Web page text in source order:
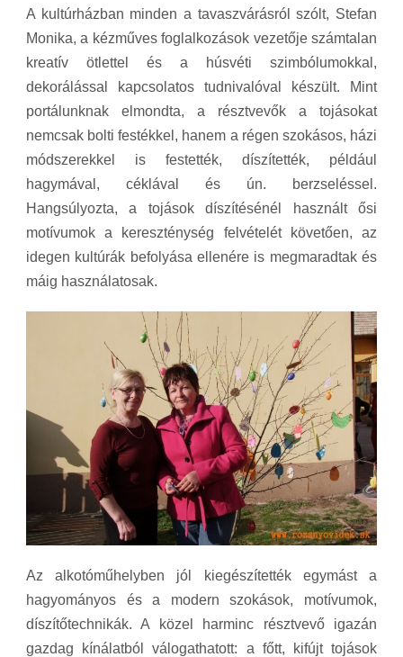
A kultúrházban minden a tavaszvárásról szólt, Stefan
Monika, a kézműves foglalkozások vezetője számtalan
kreatív ötlettel és a húsvéti szimbólumokkal,
dekorálással kapcsolatos tudnivalóval készült. Mint
portálunknak elmondta, a résztvevők a tojásokat
nemcsak bolti festékkel, hanem a régen szokásos, házi
módszerekkel is festették, díszítették, például
hagymával, céklával és ún. berzseléssel.
Hangsúlyozta, a tojások díszítésénél használt ősi
motívumok a kereszténység felvételét követően, az
idegen kultúrák befolyása ellenére is megmaradtak és
máig használatosak.
Az alkotóműhelyben jól kiegészítették egymást a
hagyományos és a modern szokások, motívumok,
díszítőtechnikák. A közel harminc résztvevő igazán
gazdag kínálatból válogathatott: a főtt, kifújt tojások